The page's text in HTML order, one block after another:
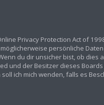
Privacy Protection Act of
persönliche
du dir unsicher bist, ob
und der Besitzer dieses
ich mich wenden, falls es